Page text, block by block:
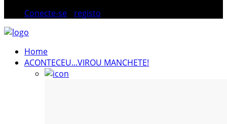
Conecte-se
registo
Home
ACONTECEU...VIROU MANCHETE!